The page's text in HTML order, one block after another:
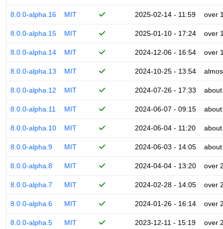
8.0.0-alpha.16 MIT 2025-02-14 - 11:59 over
8.0.0-alpha.15 MIT 2025-01-10 - 17:24 over
8.0.0-alpha.14 MIT 2024-12-06 - 16:54 over
8.0.0-alpha.13 MIT 2024-10-25 - 13:54
8.0.0-alpha.12 MIT 2024-07-26 - 17:33
8.0.0-alpha.11 MIT 2024-06-07 - 09:15
8.0.0-alpha.10 MIT 2024-06-04 - 11:20
8.0.0-alpha.9 MIT 2024-06-03 - 14:05
8.0.0-alpha.8 MIT 2024-04-04 - 13:20 over
8.0.0-alpha.7 MIT 2024-02-28 - 14:05 over
8.0.0-alpha.6 MIT 2024-01-26 - 16:14 over
8.0.0-alpha.5 MIT 2023-12-11 - 15:19 over